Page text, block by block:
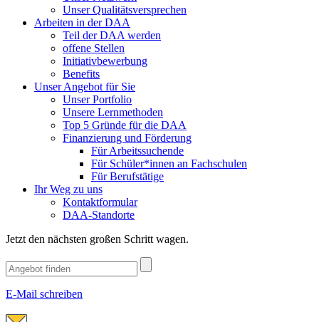
Unser Qualitätsversprechen
Arbeiten in der DAA
Teil der DAA werden
offene Stellen
Initiativbewerbung
Benefits
Unser Angebot für Sie
Unser Portfolio
Unsere Lernmethoden
Top 5 Gründe für die DAA
Finanzierung und Förderung
Für Arbeitssuchende
Für Schüler*innen an Fachschulen
Für Berufstätige
Ihr Weg zu uns
Kontaktformular
DAA-Standorte
Jetzt den nächsten großen Schritt wagen.
E-Mail schreiben